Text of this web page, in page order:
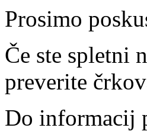
Prosimo
Če ste spletni
preverite
Do informacij